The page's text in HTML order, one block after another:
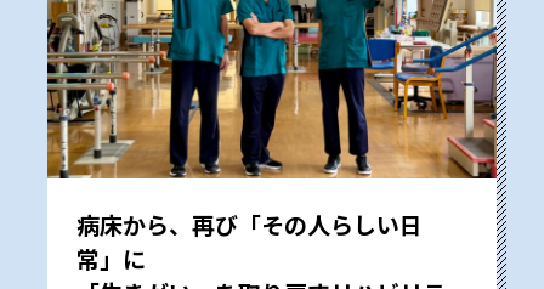
病床から、再び「その人らしい日
常」に――